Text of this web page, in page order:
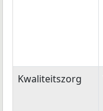
Kwaliteitszorg